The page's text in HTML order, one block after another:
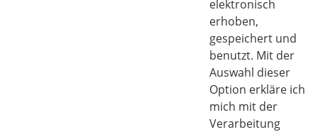
elektronisch
erhoben,
gespeichert und
benutzt. ​​​Mit der
Auswahl dieser
Option erkläre ich
mich mit der
Verarbeitung